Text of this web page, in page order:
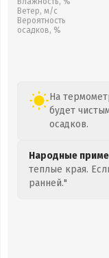
Ветер, м/с
Вероятность
осадков, %
На
будет
осадков.
Народные
теплые края.
ранней."